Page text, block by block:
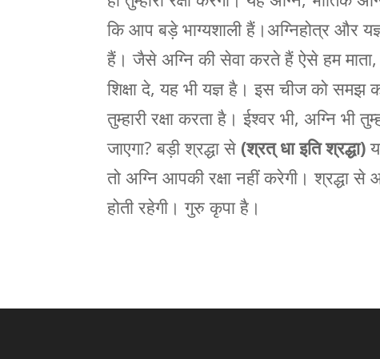
कि आप बड़े भाग्यशाली हैं।अग्निहोत्र और
हैं। जैसे अग्नि की सेवा करते हैं ऐसे हम
शिक्षा दे, यह भी यज्ञ है। इस चीज को समझ
तुम्हारी रक्षा करता है। ईश्वर भी, अग्नि भी
जाएगा? बड़ी श्रद्धा से (श्रत् धा इति श्रद्धा)
तो अग्नि आपकी रक्षा नहीं करेगी। श्रद्धा
होती रहेगी। गुरु कृपा है।